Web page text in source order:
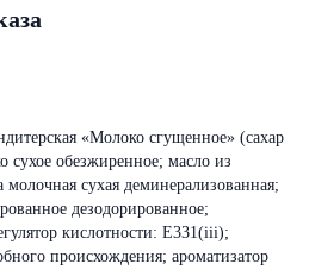
«Молоко сгущенное» (сахар
сухое обезжиренное; масло из
молочная сухая деминерализованная;
дезодорированное;
кислотности: Е331(iii);
происхождения; ароматизатор